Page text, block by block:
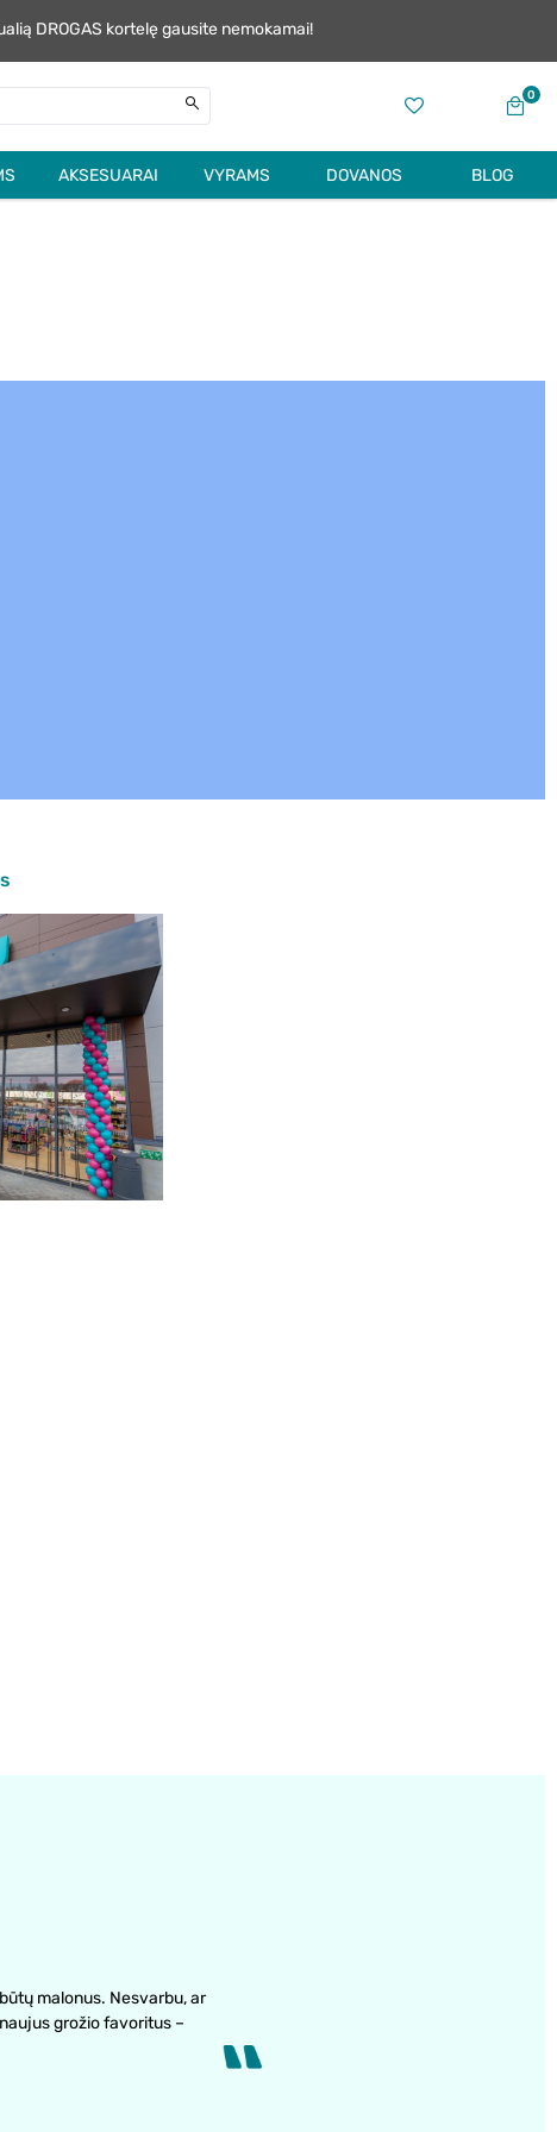
DROGAS kortelę gausite nemokamai!
0
AKSESUARAI VYRAMS DOVANOS BLOG
malonus. Nesvarbu, ar
grožio favoritus –